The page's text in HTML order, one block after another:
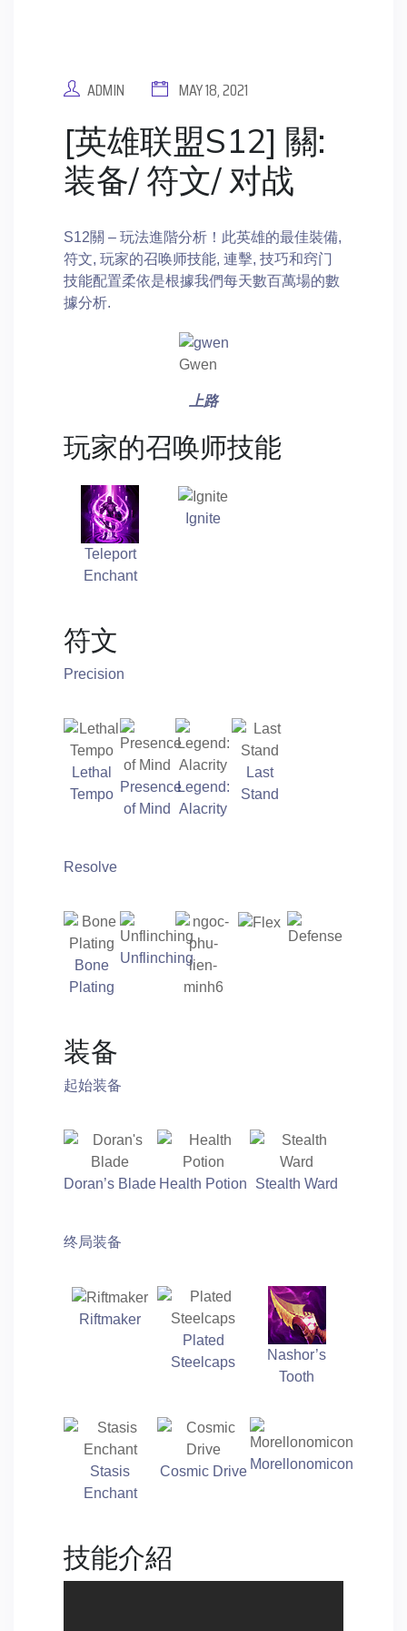
ADMIN MAY 18, 2021
[英雄联盟S12] 關:
装备/ 符文/ 对战
S12關 – 玩法進階分析！此英雄的最佳裝備,
符文, 玩家的召唤师技能, 連擊, 技巧和窍门
技能配置柔依是根據我們每天數百萬場的數
據分析.
Gwen
上路
玩家的召唤师技能
Teleport
Enchant
Ignite
符文
Precision
Lethal
Tempo Presence
of Mind
Legend:
Alacrity
Last
Stand
Resolve
Bone
Plating
Unflinching
装备
起始装备
Doran’s Blade Health Potion Stealth Ward
终局装备
Riftmaker
Plated
Steelcaps
Nashor’s
Tooth
Stasis
Enchant
Cosmic Drive Morellonomicon
技能介紹